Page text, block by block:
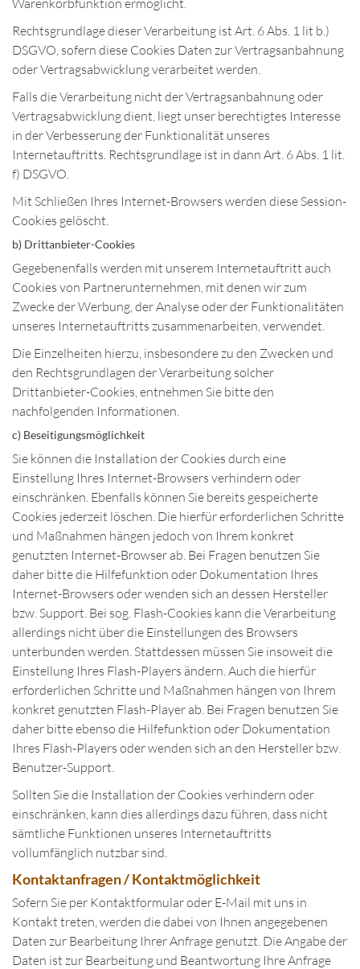
Warenkorbfunktion ermöglicht.
Rechtsgrundlage dieser Verarbeitung ist Art. 6 Abs. 1 lit b.)
DSGVO, sofern diese Cookies Daten zur Vertragsanbahnung
oder Vertragsabwicklung verarbeitet werden.
Falls die Verarbeitung nicht der Vertragsanbahnung oder
Vertragsabwicklung dient, liegt unser berechtigtes Interesse
in der Verbesserung der Funktionalität unseres
Internetauftritts. Rechtsgrundlage ist in dann Art. 6 Abs. 1 lit.
f) DSGVO.
Mit Schließen Ihres Internet-Browsers werden diese Session-
Cookies gelöscht.
b) Drittanbieter-Cookies
Gegebenenfalls werden mit unserem Internetauftritt auch
Cookies von Partnerunternehmen, mit denen wir zum
Zwecke der Werbung, der Analyse oder der Funktionalitäten
unseres Internetauftritts zusammenarbeiten, verwendet.
Die Einzelheiten hierzu, insbesondere zu den Zwecken und
den Rechtsgrundlagen der Verarbeitung solcher
Drittanbieter-Cookies, entnehmen Sie bitte den
nachfolgenden Informationen.
c) Beseitigungsmöglichkeit
Sie können die Installation der Cookies durch eine
Einstellung Ihres Internet-Browsers verhindern oder
einschränken. Ebenfalls können Sie bereits gespeicherte
Cookies jederzeit löschen. Die hierfür erforderlichen Schritte
und Maßnahmen hängen jedoch von Ihrem konkret
genutzten Internet-Browser ab. Bei Fragen benutzen Sie
daher bitte die Hilfefunktion oder Dokumentation Ihres
Internet-Browsers oder wenden sich an dessen Hersteller
bzw. Support. Bei sog. Flash-Cookies kann die Verarbeitung
allerdings nicht über die Einstellungen des Browsers
unterbunden werden. Stattdessen müssen Sie insoweit die
Einstellung Ihres Flash-Players ändern. Auch die hierfür
erforderlichen Schritte und Maßnahmen hängen von Ihrem
konkret genutzten Flash-Player ab. Bei Fragen benutzen Sie
daher bitte ebenso die Hilfefunktion oder Dokumentation
Ihres Flash-Players oder wenden sich an den Hersteller bzw.
Benutzer-Support.
Sollten Sie die Installation der Cookies verhindern oder
einschränken, kann dies allerdings dazu führen, dass nicht
sämtliche Funktionen unseres Internetauftritts
vollumfänglich nutzbar sind.
Kontaktanfragen / Kontaktmöglichkeit
Sofern Sie per Kontaktformular oder E-Mail mit uns in
Kontakt treten, werden die dabei von Ihnen angegebenen
Daten zur Bearbeitung Ihrer Anfrage genutzt. Die Angabe der
Daten ist zur Bearbeitung und Beantwortung Ihre Anfrage